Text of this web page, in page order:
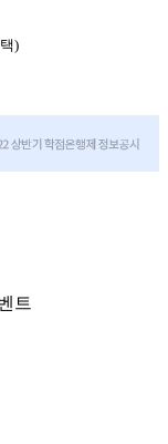
)
트